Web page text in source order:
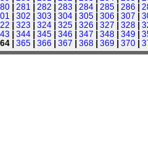
| 281 | 282 | 283 | 284| 285| 286 |
| 302 | 303 | 304| 305| 306 | 307 |
| 323 | 324| 325| 326 | 327 | 328|
| 344| 345| 346 | 347 | 348| 349 |
| 365| 366 | 367 | 368| 369 | 370|